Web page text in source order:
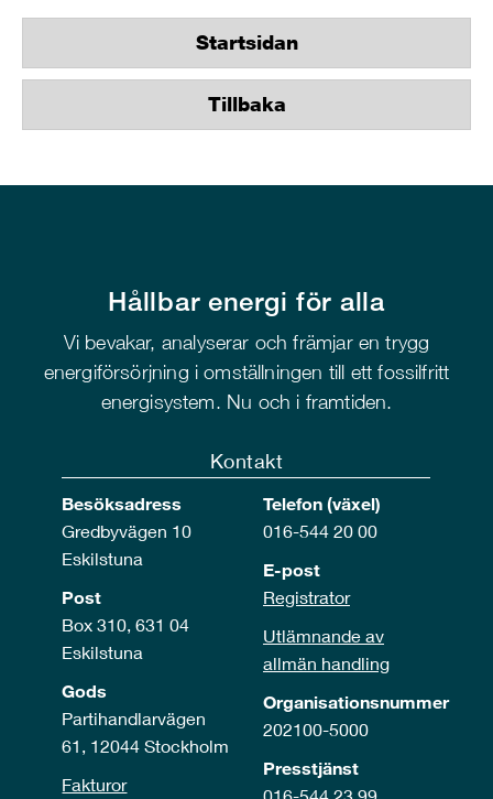
Startsidan
Tillbaka
Hållbar energi för alla
Vi bevakar, analyserar och främjar en trygg
energiförsörjning i omställningen till ett fossilfritt
energisystem. Nu och i framtiden.
Kontakt
Besöksadress
Gredbyvägen 10
Eskilstuna
Post
Box 310, 631 04
Eskilstuna
Gods
Partihandlarvägen
61, 12044 Stockholm
Fakturor
Telefon (växel)
016-544 20 00
E-post
Registrator
Utlämnande av
allmän handling
Organisationsnummer
202100-5000
Presstjänst